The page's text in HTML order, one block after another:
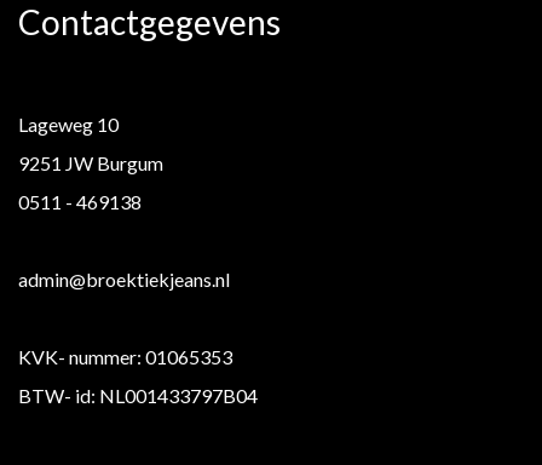
Contactgegevens
Lageweg 10
9251 JW Burgum
0511 - 469138
admin@broektiekjeans.nl
KVK- nummer: 01065353
BTW- id: NL001433797B04